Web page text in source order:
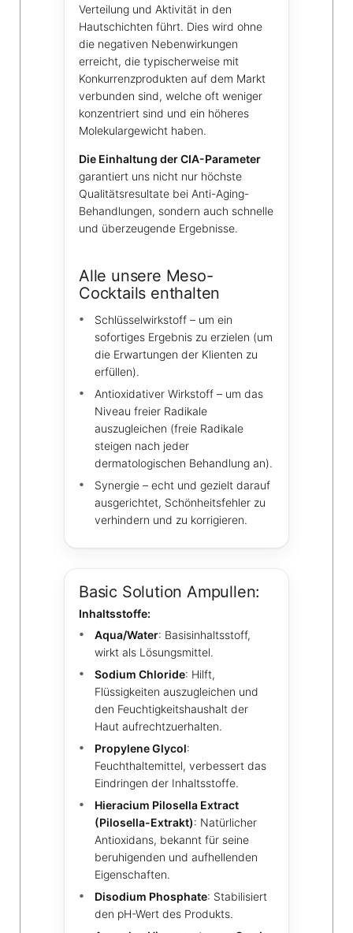
Verteilung und Aktivität in den
Hautschichten führt. Dies wird ohne
die negativen Nebenwirkungen
erreicht, die typischerweise mit
Konkurrenzprodukten auf dem Markt
verbunden sind, welche oft weniger
konzentriert sind und ein höheres
Molekulargewicht haben.
Die Einhaltung der CIA-Parameter
garantiert uns nicht nur höchste
Qualitätsresultate bei Anti-Aging-
Behandlungen, sondern auch schnelle
und überzeugende Ergebnisse.
Alle unsere Meso-
Cocktails enthalten
Schlüsselwirkstoff – um ein
sofortiges Ergebnis zu erzielen (um
die Erwartungen der Klienten zu
erfüllen).
Antioxidativer Wirkstoff – um das
Niveau freier Radikale
auszugleichen (freie Radikale
steigen nach jeder
dermatologischen Behandlung an).
Synergie – echt und gezielt darauf
ausgerichtet, Schönheitsfehler zu
verhindern und zu korrigieren.
Basic Solution Ampullen:
Inhaltsstoffe:
Aqua/Water: Basisinhaltsstoff,
wirkt als Lösungsmittel.
Sodium Chloride: Hilft,
Flüssigkeiten auszugleichen und
den Feuchtigkeitshaushalt der
Haut aufrechtzuerhalten.
Propylene Glycol:
Feuchthaltemittel, verbessert das
Eindringen der Inhaltsstoffe.
Hieracium Pilosella Extract
(Pilosella-Extrakt): Natürlicher
Antioxidans, bekannt für seine
beruhigenden und aufhellenden
Eigenschaften.
Disodium Phosphate: Stabilisiert
den pH-Wert des Produkts.